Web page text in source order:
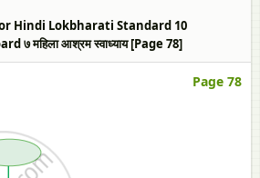
Hindi Lokbharati Standard 10
७ महिला आश्रम स्‍वाध्याय [Page 78]
Page 78